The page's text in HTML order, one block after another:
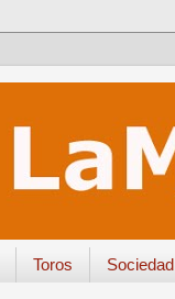
Toros Sociedad